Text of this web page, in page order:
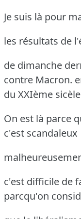
Je suis là pour
les résultats de
de dimanche
contre Macron.
du XXIème
On est là parce
c'est scandaleux
c'est difficile de
parcqu'on